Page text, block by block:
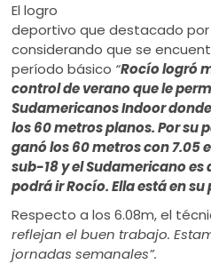
El logro
deportivo que destacado por
considerando que se
período básico “Rocío logró
control de verano que le
Sudamericanos Indoor
los 60 metros planos. Por su
ganó los 60 metros con 7.05
sub-18 y el Sudamericano
podrá ir Rocío. Ella está en
Respecto a los 6.08m, el
reflejan el buen trabajo.
jornadas semanales”.